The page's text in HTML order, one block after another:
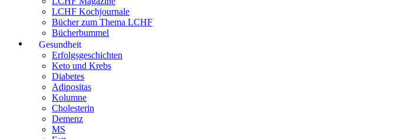
LCHF Kochjournale
Bücher zum Thema LCHF
Bücherbummel
Gesundheit
Erfolgsgeschichten
Keto und Krebs
Diabetes
Adipositas
Kolumne
Cholesterin
Demenz
MS